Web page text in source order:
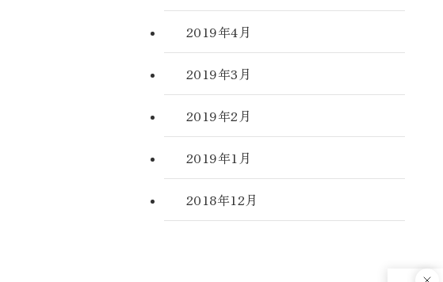
2019年4月
2019年3月
2019年2月
2019年1月
2018年12月